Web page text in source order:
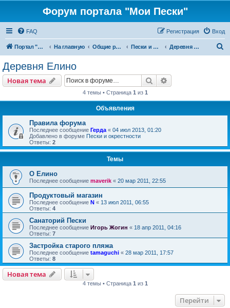
Форум портала "Мои Пески"
FAQ Вход
Регистрация
Портал "Мои Пески" На главную Общие разделы Пески и окрестности Деревня Елино
Деревня Елино
Новая тема Поиск
4 темы • Страница 1 из 1
Объявления
Правила форума
Последнее сообщение Герда « 04 июл 2013, 01:20
Добавлено в форуме Пески и окрестности
Ответы: 2
Темы
О Елино
Последнее сообщение maverik « 20 мар 2011, 22:55
Продуктовый магазин
Последнее сообщение N « 13 июл 2011, 06:55
Ответы: 4
Санаторий Пески
Последнее сообщение Игорь Жогин « 18 апр 2011, 04:16
Ответы: 7
Застройка старого пляжа
Последнее сообщение tamaguchi « 28 мар 2011, 17:57
Ответы: 8
Новая тема
4 темы • Страница 1 из 1
Перейти